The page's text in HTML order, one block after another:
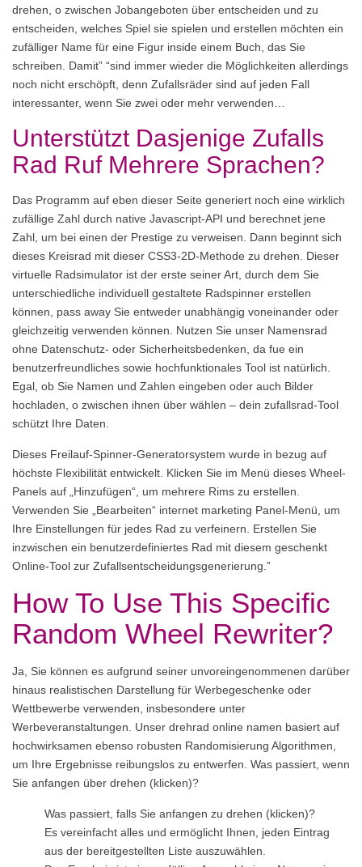
drehen, o zwischen Jobangeboten über entscheiden und zu
entscheiden, welches Spiel sie spielen und erstellen möchten ein
zufälliger Name für eine Figur inside einem Buch, das Sie
schreiben. Damit” “sind immer wieder die Möglichkeiten allerdings
noch nicht erschöpft, denn Zufallsräder sind auf jeden Fall
interessanter, wenn Sie zwei oder mehr verwenden…
Unterstützt Dasjenige Zufalls
Rad Ruf Mehrere Sprachen?
Das Programm auf eben dieser Seite generiert noch eine wirklich
zufällige Zahl durch native Javascript-API und berechnet jene
Zahl, um bei einen der Prestige zu verweisen. Dann beginnt sich
dieses Kreisrad mit dieser CSS3-2D-Methode zu drehen. Dieser
virtuelle Radsimulator ist der erste seiner Art, durch dem Sie
unterschiedliche individuell gestaltete Radspinner erstellen
können, pass away Sie entweder unabhängig voneinander oder
gleichzeitig verwenden können. Nutzen Sie unser Namensrad
ohne Datenschutz- oder Sicherheitsbedenken, da fue ein
benutzerfreundliches sowie hochfunktionales Tool ist natürlich.
Egal, ob Sie Namen und Zahlen eingeben oder auch Bilder
hochladen, o zwischen ihnen über wählen – dein zufallsrad-Tool
schützt Ihre Daten.
Dieses Freilauf-Spinner-Generatorsystem wurde in bezug auf
höchste Flexibilität entwickelt. Klicken Sie im Menü dieses Wheel-
Panels auf „Hinzufügen“, um mehrere Rims zu erstellen.
Verwenden Sie „Bearbeiten“ internet marketing Panel-Menü, um
Ihre Einstellungen für jedes Rad zu verfeinern. Erstellen Sie
inzwischen ein benutzerdefiniertes Rad mit diesem geschenkt
Online-Tool zur Zufallsentscheidungsgenerierung.”
How To Use This Specific
Random Wheel Rewriter?
Ja, Sie können es aufgrund seiner unvoreingenommenen darüber
hinaus realistischen Darstellung für Werbegeschenke oder
Wettbewerbe verwenden, insbesondere unter
Werbeveranstaltungen. Unser drehrad online namen basiert auf
hochwirksamen ebenso robusten Randomisierung Algorithmen,
um Ihre Ergebnisse reibungslos zu entwerfen. Was passiert, wenn
Sie anfangen über drehen (klicken)?
Was passiert, falls Sie anfangen zu drehen (klicken)?
Es vereinfacht alles und ermöglicht Ihnen, jeden Eintrag
aus der bereitgestellten Liste auszuwählen.